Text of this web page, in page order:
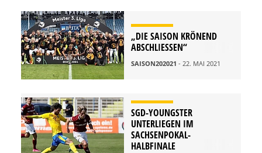
„DIE SAISON KRÖNEND
ABSCHLIESSEN“
SAISON202021 - 22. MAI 2021
SGD-YOUNGSTER
UNTERLIEGEN IM
SACHSENPOKAL-
HALBFINALE